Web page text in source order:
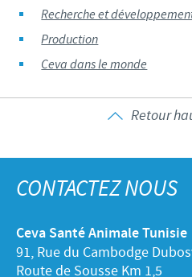
Recherche et
Production
Ceva dans le monde
Retour
CONTACTEZ NOUS
Ceva Santé Animale Tunisie
91, Rue du Cambodge
Route de Sousse Km 1,5